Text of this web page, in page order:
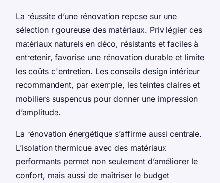
La réussite d’une rénovation repose sur une
sélection rigoureuse des matériaux. Privilégier des
matériaux naturels en déco, résistants et faciles à
entretenir, favorise une rénovation durable et limite
les coûts d'entretien. Les conseils design intérieur
recommandent, par exemple, les teintes claires et
mobiliers suspendus pour donner une impression
d’amplitude.
La rénovation énergétique s’affirme aussi centrale.
L’isolation thermique avec des matériaux
performants permet non seulement d’améliorer le
confort, mais aussi de maîtriser le budget